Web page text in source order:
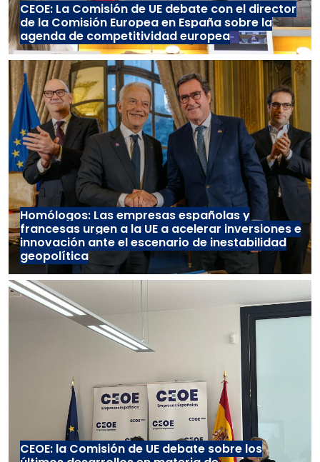
CEOE: La Comisión de UE debate con el director
de la Comisión Europea en España sobre la
agenda de competitividad europea
Homólogos: Las empresas españolas y
francesas urgen a la UE a acelerar inversiones e
innovación ante el escenario de inestabilidad
geopolítica
CEOE: la Comisión de UE debate sobre los